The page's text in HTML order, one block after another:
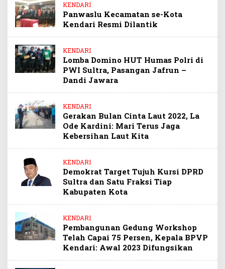
KENDARI
Panwaslu Kecamatan se-Kota
Kendari Resmi Dilantik
KENDARI
Lomba Domino HUT Humas Polri di
PWI Sultra, Pasangan Jafrun –
Dandi Jawara
KENDARI
Gerakan Bulan Cinta Laut 2022, La
Ode Kardini: Mari Terus Jaga
Kebersihan Laut Kita
KENDARI
Demokrat Target Tujuh Kursi DPRD
Sultra dan Satu Fraksi Tiap
Kabupaten Kota
KENDARI
Pembangunan Gedung Workshop
Telah Capai 75 Persen, Kepala BPVP
Kendari: Awal 2023 Difungsikan